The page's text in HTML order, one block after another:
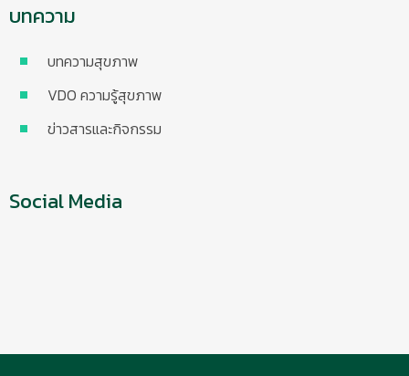
บทความ
บทความสุขภาพ
VDO ความรู้สุขภาพ
ข่าวสารและกิจกรรม
Social Media